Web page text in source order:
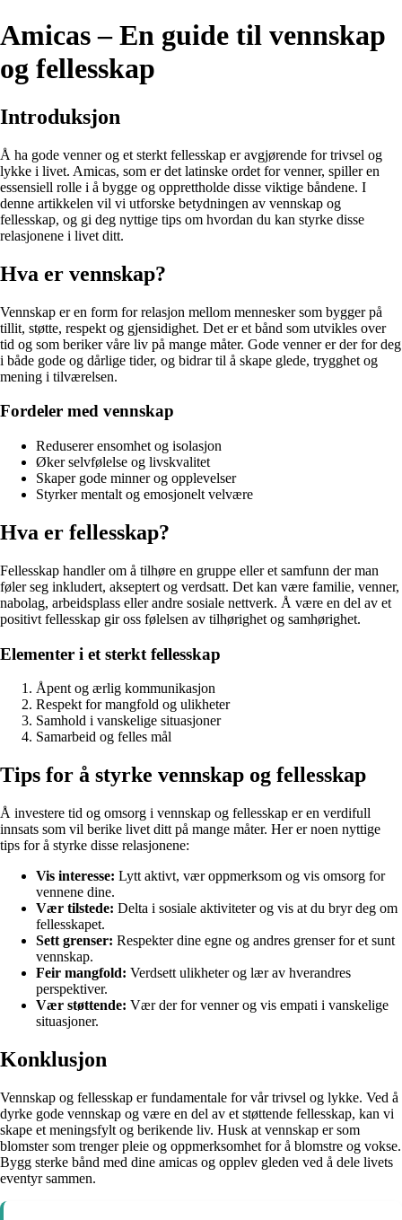
Amicas – En guide til vennskap
og fellesskap
Introduksjon
Å ha gode venner og et sterkt fellesskap er avgjørende for trivsel og
lykke i livet. Amicas, som er det latinske ordet for venner, spiller en
essensiell rolle i å bygge og opprettholde disse viktige båndene. I
denne artikkelen vil vi utforske betydningen av vennskap og
fellesskap, og gi deg nyttige tips om hvordan du kan styrke disse
relasjonene i livet ditt.
Hva er vennskap?
Vennskap er en form for relasjon mellom mennesker som bygger på
tillit, støtte, respekt og gjensidighet. Det er et bånd som utvikles over
tid og som beriker våre liv på mange måter. Gode venner er der for deg
i både gode og dårlige tider, og bidrar til å skape glede, trygghet og
mening i tilværelsen.
Fordeler med vennskap
Reduserer ensomhet og isolasjon
Øker selvfølelse og livskvalitet
Skaper gode minner og opplevelser
Styrker mentalt og emosjonelt velvære
Hva er fellesskap?
Fellesskap handler om å tilhøre en gruppe eller et samfunn der man
føler seg inkludert, akseptert og verdsatt. Det kan være familie, venner,
nabolag, arbeidsplass eller andre sosiale nettverk. Å være en del av et
positivt fellesskap gir oss følelsen av tilhørighet og samhørighet.
Elementer i et sterkt fellesskap
Åpent og ærlig kommunikasjon
Respekt for mangfold og ulikheter
Samhold i vanskelige situasjoner
Samarbeid og felles mål
Tips for å styrke vennskap og fellesskap
Å investere tid og omsorg i vennskap og fellesskap er en verdifull
innsats som vil berike livet ditt på mange måter. Her er noen nyttige
tips for å styrke disse relasjonene:
Vis interesse: Lytt aktivt, vær oppmerksom og vis omsorg for
vennene dine.
Vær tilstede: Delta i sosiale aktiviteter og vis at du bryr deg om
fellesskapet.
Sett grenser: Respekter dine egne og andres grenser for et sunt
vennskap.
Feir mangfold: Verdsett ulikheter og lær av hverandres
perspektiver.
Vær støttende: Vær der for venner og vis empati i vanskelige
situasjoner.
Konklusjon
Vennskap og fellesskap er fundamentale for vår trivsel og lykke. Ved å
dyrke gode vennskap og være en del av et støttende fellesskap, kan vi
skape et meningsfylt og berikende liv. Husk at vennskap er som
blomster som trenger pleie og oppmerksomhet for å blomstre og vokse.
Bygg sterke bånd med dine amicas og opplev gleden ved å dele livets
eventyr sammen.